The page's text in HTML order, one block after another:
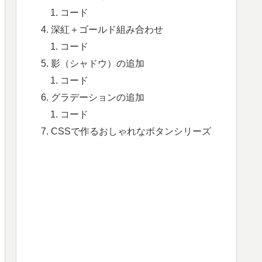
コード
深紅＋ゴールド組み合わせ
コード
影（シャドウ）の追加
コード
グラデーションの追加
コード
CSSで作るおしゃれなボタンシリーズ